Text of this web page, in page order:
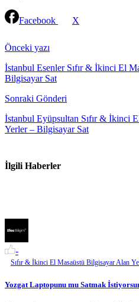
Facebook X
Reading
Önceki yazı
İstanbul Esenler Sıfır & İkinci El
Bilgisayar Sat
Sonraki Gönderi
İstanbul Eyüpsultan Sıfır & İkinci
Yerler – Bilgisayar Sat
İlgili Haberler
-
Sıfır & İkinci El Masaüstü Bilgisayar Alan
Yozgat Laptopunu mu Satmak